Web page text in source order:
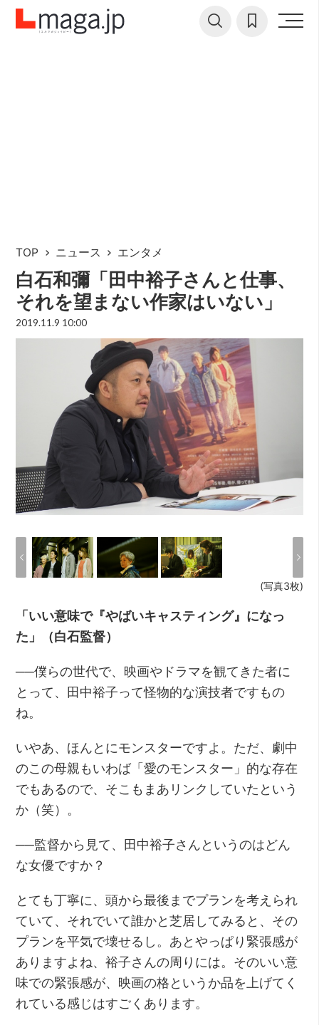
TOP ニュース エンタメ
白石和彌「田中裕子さんと仕事、
それを望まない作家はいない」
2019.11.9 10:00
(写真3枚)
「いい意味で『やばいキャスティング』になっ
た」（白石監督）
──僕らの世代で、映画やドラマを観てきた者に
とって、田中裕子って怪物的な演技者ですもの
ね。
いやあ、ほんとにモンスターですよ。ただ、劇中
のこの母親もいわば「愛のモンスター」的な存在
でもあるので、そこもまあリンクしていたという
か（笑）。
──監督から見て、田中裕子さんというのはどん
な女優ですか？
とても丁寧に、頭から最後までプランを考えられ
ていて、それでいて誰かと芝居してみると、その
プランを平気で壊せるし。あとやっぱり緊張感が
ありますよね、裕子さんの周りには。そのいい意
味での緊張感が、映画の格というか品を上げてく
れている感じはすごくあります。